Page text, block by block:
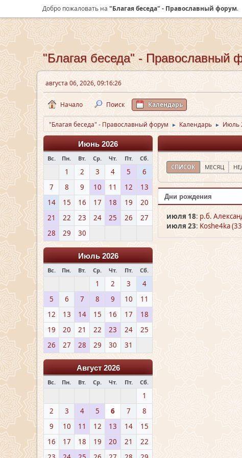
Добро пожаловать на "Благая беседа" - Православный форум.
"Благая беседа" - Православный
августа 06, 2026, 09:16:26
Начало Поиск Календарь
"Благая беседа" - Православный форум ► Календарь ► Июль
Июнь 2026
Вс. Пн. Вт. Ср. Чт. Пт. Сб.
1 2 3 4 5
6
7
8 9 10 11 12
13
14
15 16 17 18 19
20
21
22 23 24 25 26
27
28
29 30
Июль 2026
Вс. Пн. Вт. Ср. Чт. Пт. Сб.
1 2 3
4
5
6 7 8 9 10
11
12
13 14 15 16 17
18
19
20 21 22 23 24
25
26
27 28 29 30 31
Август 2026
Вс. Пн. Вт. Ср. Чт. Пт. Сб.
1
2
3 4 5 6 7
8
9
10 11 12 13 14
15
16
17 18 19 20 21
22
СПИСОК МЕСЯЦ
Дни рождения
июля 18: р.б.
июля 23: Koshe4ka